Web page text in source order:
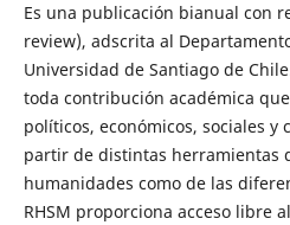
Es una publicación bianual con
review), adscrita al
Universidad de Santiago de
toda contribución académica
políticos, económicos, sociales
partir de distintas herramientas
humanidades como de las
RHSM proporciona acceso libre